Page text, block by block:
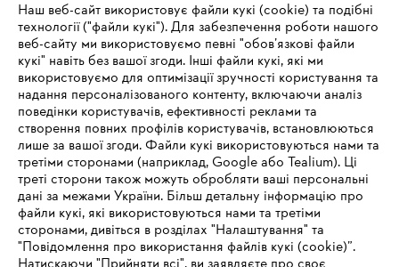
Зареєструватись зараз
#STIHL
Наш веб-сайт використовує файли кукі (cookie) та подібні
технології ("файли кукі"). Для забезпечення роботи нашого
веб-сайту ми використовуємо певні "обов’язкові файли
кукі" навіть без вашої згоди. Інші файли кукі, які ми
використовуємо для оптимізації зручності користування та
надання персоналізованого контенту, включаючи аналіз
поведінки користувачів, ефективності реклами та
створення повних профілів користувачів, встановлюються
лише за вашої згоди. Файли кукі використовуються нами та
третіми сторонами (наприклад, Google або Tealium). Ці
треті сторони також можуть обробляти ваші персональні
дані за межами України. Більш детальну інформацію про
файли кукі, які використовуються нами та третіми
сторонами, дивіться в розділах "Налаштування" та
"Повідомлення про використання файлів кукі (cookie)”.